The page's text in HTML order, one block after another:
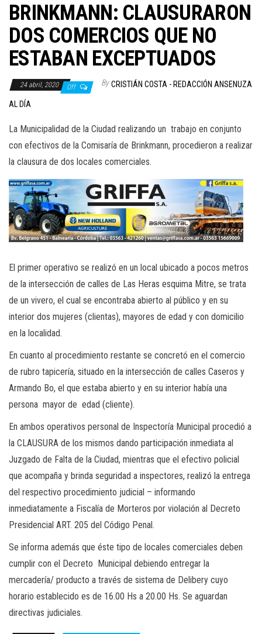
BRINKMANN: CLAUSURARON
DOS COMERCIOS QUE NO
ESTABAN EXCEPTUADOS
24 abril, 2020 Off By CRISTIÁN COSTA - REDACCIÓN ANSENUZA
AL DÍA
La Municipalidad de la Ciudad realizando un trabajo en conjunto
con efectivos de la Comisaría de Brinkmann, procedieron a realizar
la clausura de dos locales comerciales.
El primer operativo se realizó en un local ubicado a pocos metros
de la intersección de calles de Las Heras esquima Mitre, se trata
de un vivero, el cual se encontraba abierto al público y en su
interior dos mujeres (clientas), mayores de edad y con domicilio
en la localidad.
En cuanto al procedimiento restante se concretó en el comercio
de rubro tapicería, situado en la intersección de calles Caseros y
Armando Bo, el que estaba abierto y en su interior había una
persona mayor de edad (cliente).
En ambos operativos personal de Inspectoría Municipal procedió a
la CLAUSURA de los mismos dando participación inmediata al
Juzgado de Falta de la Ciudad, mientras que el efectivo policial
que acompaña y brinda seguridad a inspectores, realizó la entrega
del respectivo procedimiento judicial – informando
inmediatamente a Fiscalía de Morteros por violación al Decreto
Presidencial ART. 205 del Código Penal.
Se informa además que éste tipo de locales comerciales deben
cumplir con el Decreto Municipal debiendo entregar la
mercadería/ producto a través de sistema de Delibery cuyo
horario establecido es de 16.00 Hs a 20.00 Hs. Se aguardan
directivas judiciales.